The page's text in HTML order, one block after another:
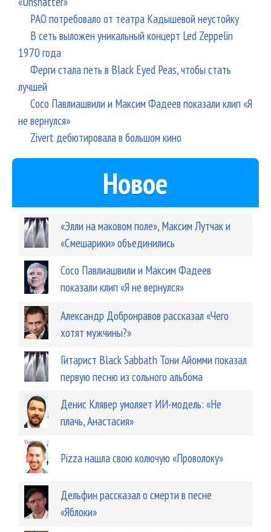
РАО потребовало от театра Кадышевой неустойку
В сеть выложен уникальный концерт Led Zeppelin
1970 года
Ферги стала петь в Black Eyed Peas, чтобы стать
лучшей
Сосо Павлиашвили и Максим Фадеев показали клип «Я
не вернулся»
Zivert дебютировала в большом кино
Новое
«Элли на маковом поле», Максим Лутчак и
«Смешарики» объединились
Сосо Павлиашвили и Максим Фадеев
показали клип «Я не вернулся»
Александр Добронравов рассказал «Чего
хотят мужчины?»
Гитарист Black Sabbath Тони Айомми показал
первую песню из сольного альбома
Денис Клявер умоляет ИИ-модель: «Не
плачь, Анастасия»
Pizza нашла свою колючую «Проволоку»
Дельфин рассказал о смерти в песне
«Яблоки»